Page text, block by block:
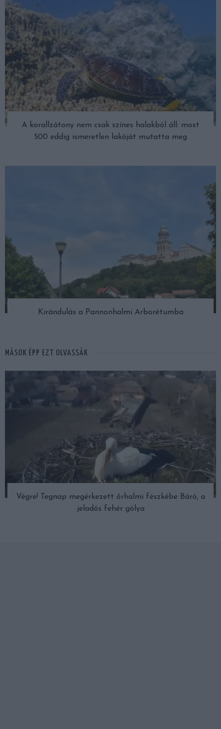
A korallzátony nem csak színes halakból áll: most
500 eddig ismeretlen lakóját mutatta meg
Kirándulás a Pannonhalmi Arborétumba
MÁSOK ÉPP EZT OLVASSÁK
Végre! Tegnap megérkezett őrhalmi fészkébe Báró, a
jeladós fehér gólya